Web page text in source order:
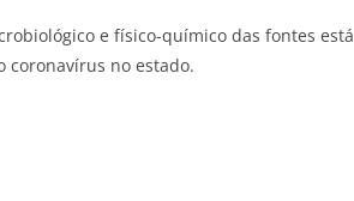
e físico-químico das fontes está
coronavírus no estado.